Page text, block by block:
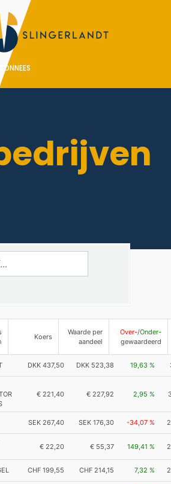
Koers
Waarde per
aandeel
Over-/Onder-
gewaardeerd
DKK 437,50 DKK 523,38 19,63 %
€ 221,40 € 227,92 2,95 %
SEK 267,40 SEK 176,30 -34,07 %
€ 22,20 € 55,37 149,41 %
CHF 199,55 CHF 214,15 7,32 %